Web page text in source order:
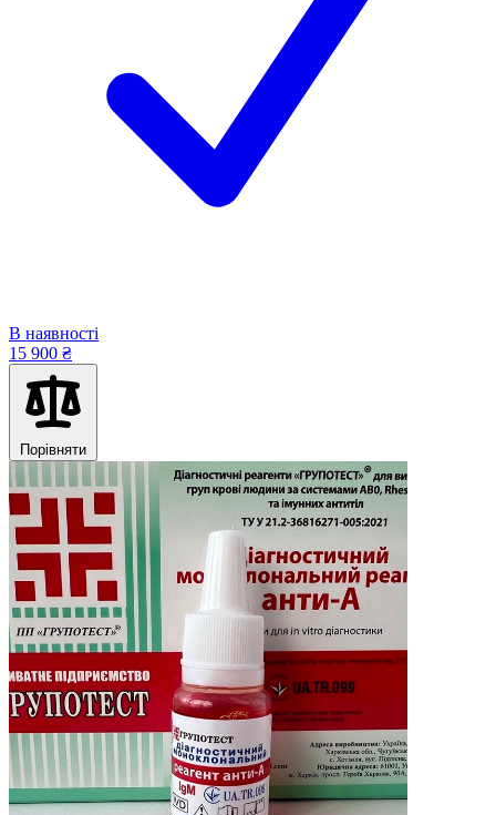
В наявності
15 900 ₴
Порівняти